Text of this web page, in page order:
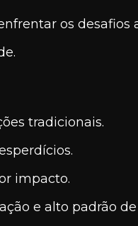
os desafios
tradicionais.
impacto.
e alto padrão